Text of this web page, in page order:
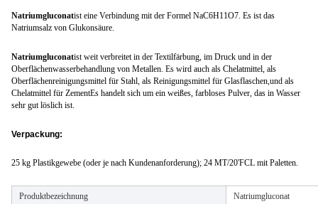
Natriumgluconatist eine Verbindung mit der Formel NaC6H11O7. Es ist das
Natriumsalz von Glukonsäure.
Natriumgluconatist weit verbreitet in der Textilfärbung, im Druck und in der
Oberflächenwasserbehandlung von Metallen. Es wird auch als Chelatmittel, als
Oberflächenreinigungsmittel für Stahl, als Reinigungsmittel für Glasflaschen,und als
Chelatmittel für ZementEs handelt sich um ein weißes, farbloses Pulver, das in Wasser
sehr gut löslich ist.
Verpackung:
25 kg Plastikgewebe (oder je nach Kundenanforderung); 24 MT/20'FCL mit Paletten.
Produktbezeichnung Natriumgluconat